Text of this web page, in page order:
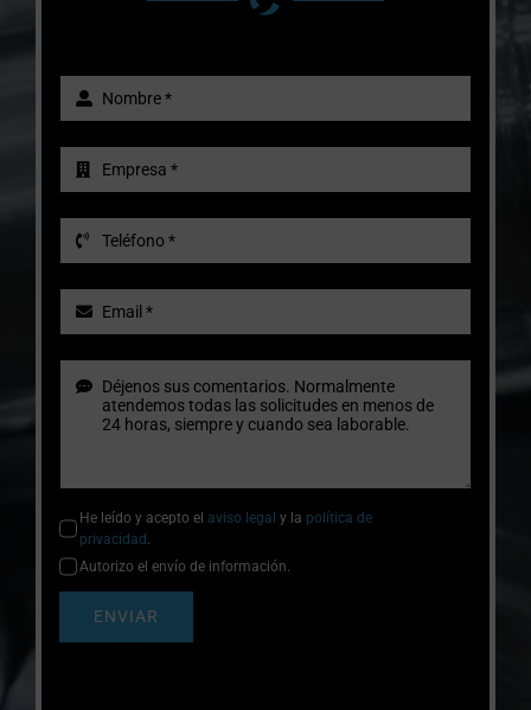
He leído y acepto el aviso legal y la política de
privacidad .
Autorizo el envío de información.
ENVIAR